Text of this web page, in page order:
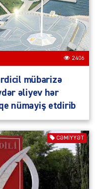
2406
mübarizə
əliyev hər
nümayiş etdirib
CƏMIYYƏT